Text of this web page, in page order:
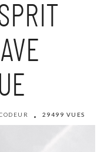
29499 VUES